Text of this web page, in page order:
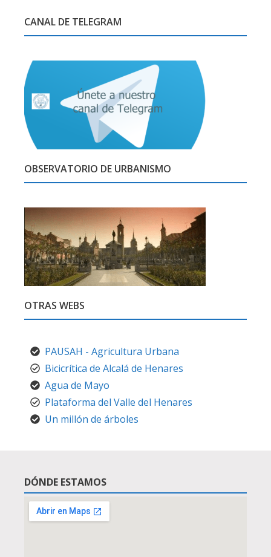
CANAL DE TELEGRAM
OBSERVATORIO DE URBANISMO
OTRAS WEBS
PAUSAH - Agricultura Urbana
Bicicrítica de Alcalá de Henares
Agua de Mayo
Plataforma del Valle del Henares
Un millón de árboles
DÓNDE ESTAMOS